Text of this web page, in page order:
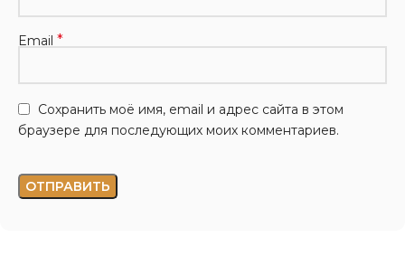
Email *
Сохранить моё имя, email и адрес сайта в этом
браузере для последующих моих комментариев.